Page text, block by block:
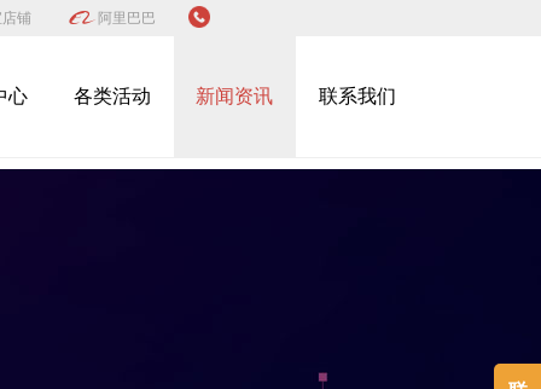
阿里巴巴
铺
心 各类活动 新闻资讯 联系我们